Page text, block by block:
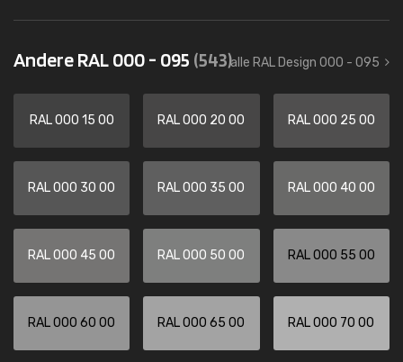
Andere RAL 000 - 095 (543)alle RAL Design 000 - 095
RAL 000 15 00 RAL 000 20 00 RAL 000 25 00
RAL 000 30 00 RAL 000 35 00 RAL 000 40 00
RAL 000 45 00 RAL 000 50 00 RAL 000 55 00
RAL 000 60 00 RAL 000 65 00 RAL 000 70 00